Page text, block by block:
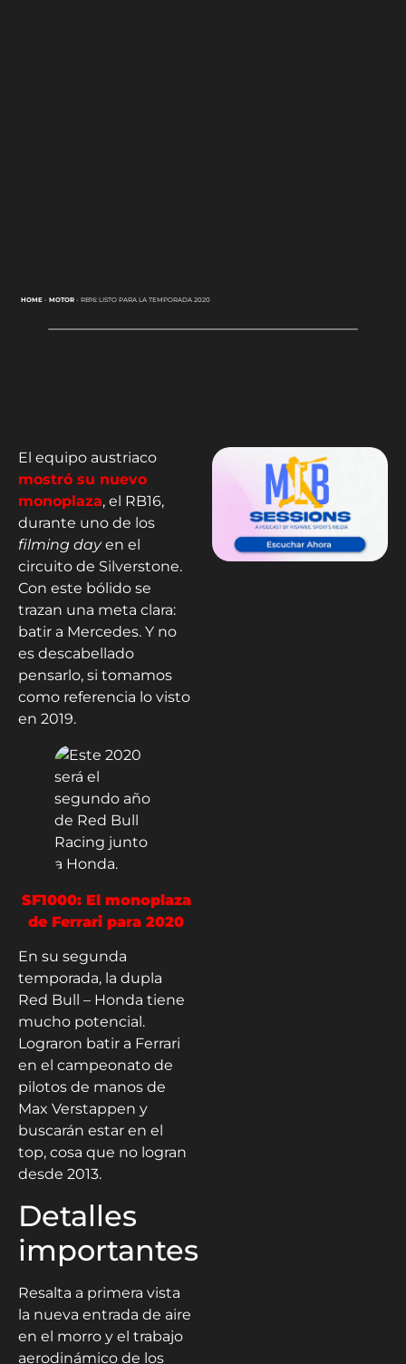
HOME- MOTOR- RB16: LISTO PARA LA TEMPORADA 2020
El equipo austriaco
mostró su nuevo
monoplaza, el RB16,
durante uno de los
filming dayen el
circuito de Silverstone.
Con este bólido se
trazan una meta clara:
batir a Mercedes. Y no
es descabellado
pensarlo, si tomamos
como referencia lo visto
en 2019.
SF1000: El monoplaza
de Ferrari para 2020
En su segunda
temporada, la dupla
Red Bull – Honda tiene
mucho potencial.
Lograron batir a Ferrari
en el campeonato de
pilotos de manos de
Max Verstappen y
buscarán estar en el
top, cosa que no logran
desde 2013.
Detalles
importantes
Resalta a primera vista
la nueva entrada de aire
en el morro y el trabajo
aerodinámico de los